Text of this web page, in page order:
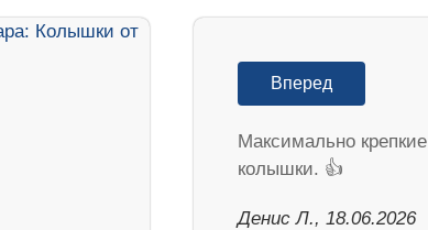
Вперед
Максимально крепкие
колышки. 👍
Денис Л., 18.06.2026